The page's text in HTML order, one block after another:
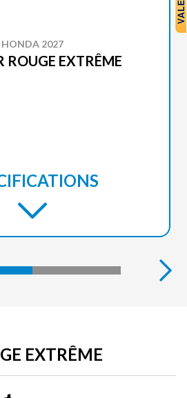
HONDA 2027
ROUGE EXTRÊME
EXTRÊME